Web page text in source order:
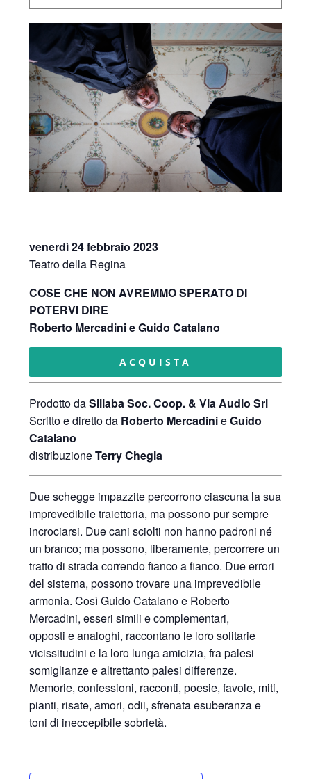
venerdì 24 febbraio 2023
Teatro della Regina
COSE CHE NON AVREMMO SPERATO DI
POTERVI DIRE
Roberto Mercadini e Guido Catalano
ACQUISTA
Prodotto daSillaba Soc. Coop. & Via Audio Srl
Scritto e diretto da Roberto MercadinieGuido
Catalano
distribuzioneTerry Chegia
Due schegge impazzite percorrono ciascuna la sua
imprevedibile traiettoria, ma possono pur sempre
incrociarsi. Due cani sciolti non hanno padroni né
un branco; ma possono, liberamente, percorrere un
tratto di strada correndo fianco a fianco. Due errori
del sistema, possono trovare una imprevedibile
armonia. Così Guido Catalano e Roberto
Mercadini, esseri simili e complementari,
opposti e analoghi, raccontano le loro solitarie
vicissitudini e la loro lunga amicizia, fra palesi
somiglianze e altrettanto palesi differenze.
Memorie, confessioni, racconti, poesie, favole, miti,
pianti, risate, amori, odii, sfrenata esuberanza e
toni di ineccepibile sobrietà.